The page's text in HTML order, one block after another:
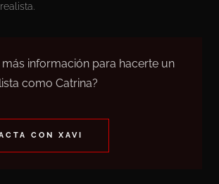
más información para hacerte un
como Catrina?
CON XAVI